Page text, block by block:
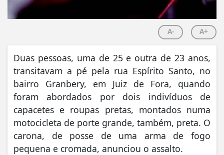
A- A+
Duas pessoas, uma de 25 e outra de 23 anos,
transitavam a pé pela rua Espírito Santo, no
bairro Granbery, em Juiz de Fora, quando
foram abordados por dois indivíduos de
capacetes e roupas pretas, montados numa
motocicleta de porte grande, também, preta. O
carona, de posse de uma arma de fogo
pequena e cromada, anunciou o assalto.